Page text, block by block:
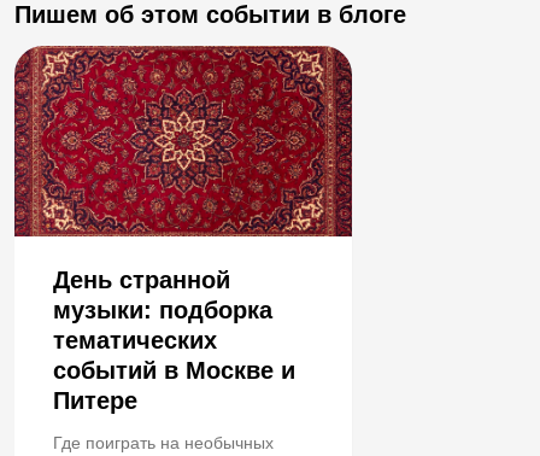
Пишем об этом событии в блоге
День странной
музыки: подборка
тематических
событий в Москве и
Питере
Где поиграть на необычных